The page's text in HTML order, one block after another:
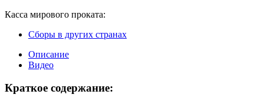
Касса мирового проката:
Сборы в других странах
Описание
Видео
Краткое содержание: